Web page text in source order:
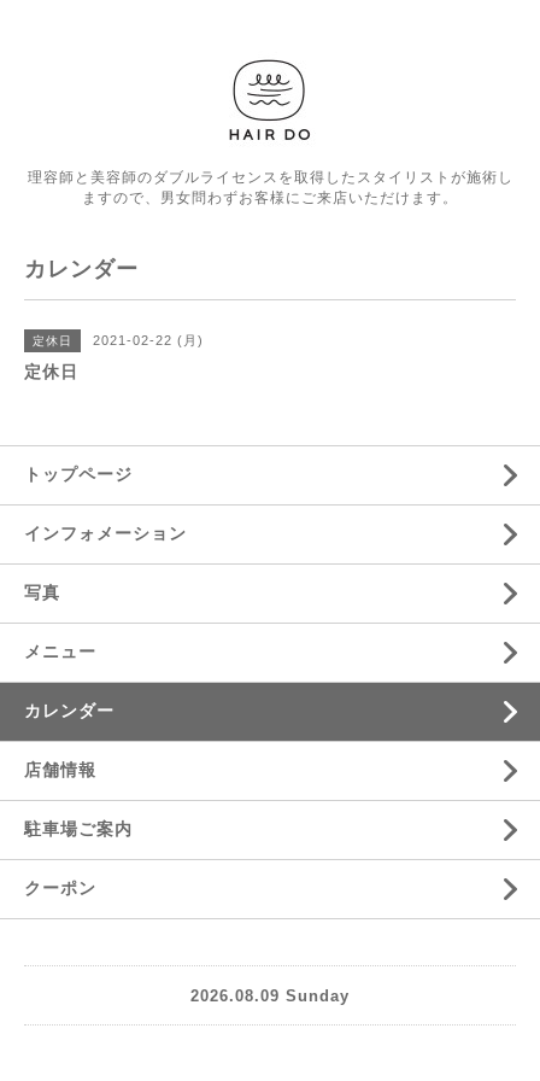
理容師と美容師のダブルライセンスを取得したスタイリストが施術し
ますので、男女問わずお客様にご来店いただけます。
カレンダー
定休日 2021-02-22 (月)
定休日
トップページ
インフォメーション
写真
メニュー
カレンダー
店舗情報
駐車場ご案内
クーポン
2026.08.09 Sunday